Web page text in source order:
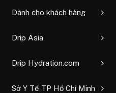
Dành cho khách hàng
Drip Asia
Drip Hydration.com
Sở Y Tế TP Hồ Chí Minh